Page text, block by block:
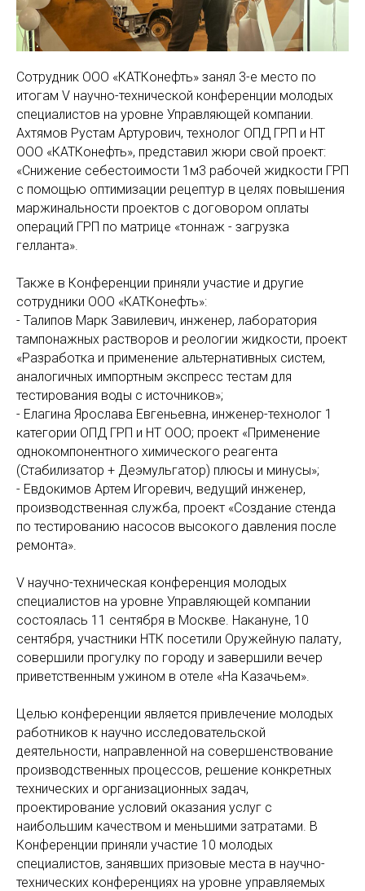
Сотрудник ООО «КАТКонефть» занял 3-е место по
итогам V научно-технической конференции молодых
специалистов на уровне Управляющей компании.
Ахтямов Рустам Артурович, технолог ОПД ГРП и НТ
ООО «КАТКонефть», представил жюри свой проект:
«Снижение себестоимости 1м3 рабочей жидкости ГРП
с помощью оптимизации рецептур в целях повышения
маржинальности проектов с договором оплаты
операций ГРП по матрице «тоннаж - загрузка
гелланта».
Также в Конференции приняли участие и другие
сотрудники ООО «КАТКонефть»:
- Талипов Марк Завилевич, инженер, лаборатория
тампонажных растворов и реологии жидкости, проект
«Разработка и применение альтернативных систем,
аналогичных импортным экспресс тестам для
тестирования воды с источников»;
- Елагина Ярослава Евгеньевна, инженер-технолог 1
категории ОПД ГРП и НТ ООО; проект «Применение
однокомпонентного химического реагента
(Стабилизатор + Деэмульгатор) плюсы и минусы»;
- Евдокимов Артем Игоревич, ведущий инженер,
производственная служба, проект «Создание стенда
по тестированию насосов высокого давления после
ремонта».
V научно-техническая конференция молодых
специалистов на уровне Управляющей компании
состоялась 11 сентября в Москве. Накануне, 10
сентября, участники НТК посетили Оружейную палату,
совершили прогулку по городу и завершили вечер
приветственным ужином в отеле «На Казачьем».
Целью конференции является привлечение молодых
работников к научно исследовательской
деятельности, направленной на совершенствование
производственных процессов, решение конкретных
технических и организационных задач,
проектирование условий оказания услуг с
наибольшим качеством и меньшими затратами. В
Конференции приняли участие 10 молодых
специалистов, занявших призовые места в научно-
технических конференциях на уровне управляемых